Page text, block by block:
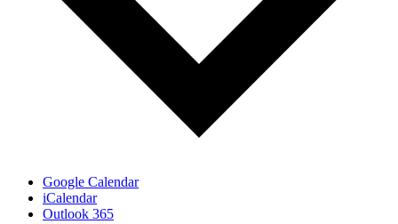
Google Calendar
iCalendar
Outlook 365